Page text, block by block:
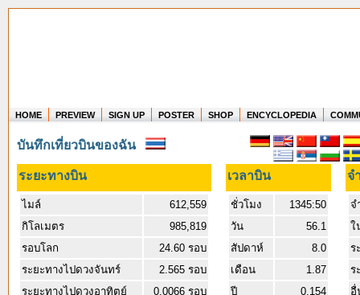
Where in the world have you flown?
How long have you been in the air?
Create your own FlightMemory and see!
HOME PREVIEW SIGN UP POSTER SHOP ENCYCLOPEDIA
บันทึกเที่ยวบินของฉัน
ระยะทางบิน เวลาบิน จ
ไมล์
612,559
กิโลเมตร
985,819
รอบโลก
24.60 รอบ
ระยะทางไปดวงจันทร์
2.565 รอบ
ระยะทางไปดวงอาทิตย์
0.0066 รอบ
ชั่วโมง
1345:50
วัน
56.1
สัปดาห์
8.0
เดือน
1.87
ปี
0.154
จ
ใ
ร
ร
อื่